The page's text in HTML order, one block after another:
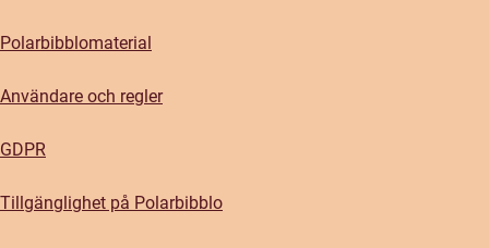
Polarbibblomaterial
Användare och regler
GDPR
Tillgänglighet på Polarbibblo